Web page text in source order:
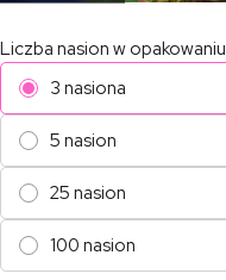
Liczba nasion w opakowaniu
3 nasiona
5 nasion
25 nasion
100 nasion